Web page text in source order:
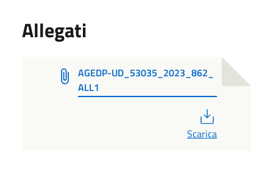
Allegati
AGEDP-UD_53035_2023_862_
ALL1
Scarica